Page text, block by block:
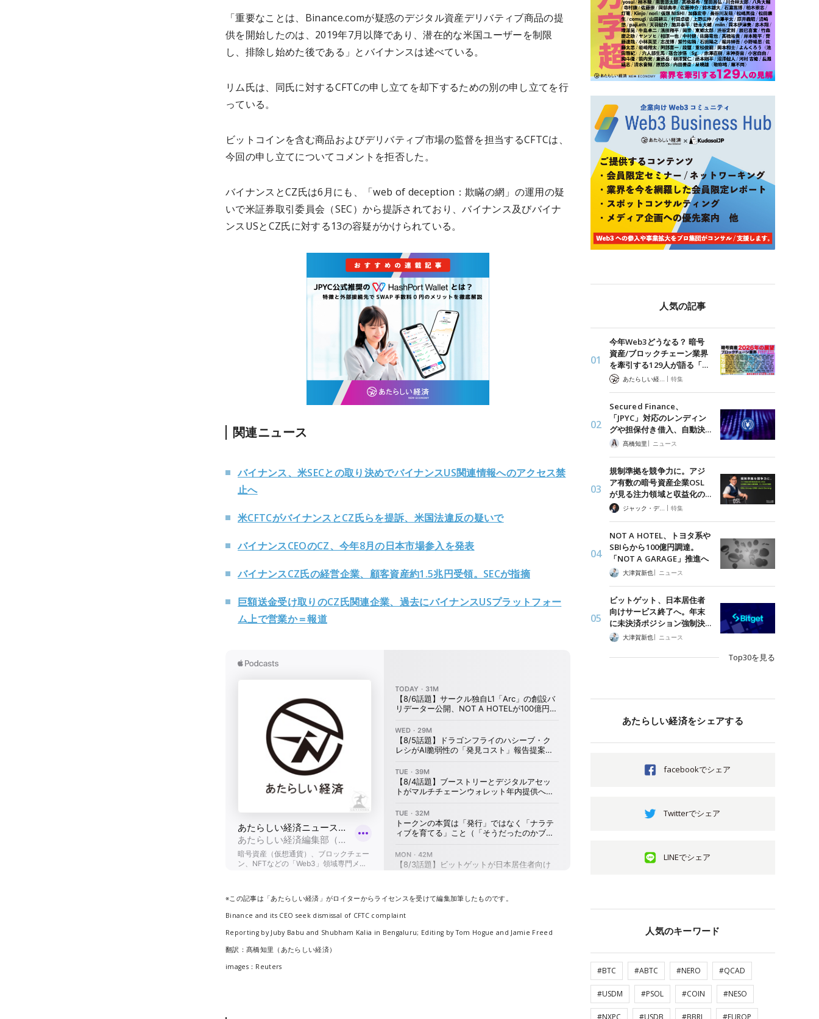
「重要なことは、Binance.comが疑惑のデジタル資産デリバティブ商品の提
供を開始したのは、2019年7月以降であり、潜在的な米国ユーザーを制限
し、排除し始めた後である」とバイナンスは述べている。
リム氏は、同氏に対するCFTCの申し立てを却下するための別の申し立てを行
っている。
ビットコインを含む商品およびデリバティブ市場の監督を担当するCFTCは、
今回の申し立てについてコメントを拒否した。
バイナンスとCZ氏は6月にも、「web of deception：欺瞞の網」の運用の疑
いで米証券取引委員会（SEC）から提訴されており、バイナンス及びバイナ
ンスUSとCZ氏に対する13の容疑がかけられている。
関連ニュース
バイナンス、米SECとの取り決めでバイナンスUS関連情報へのアクセス禁
止へ
米CFTCがバイナンスとCZ氏らを提訴、米国法違反の疑いで
バイナンスCEOのCZ、今年8月の日本市場参入を発表
バイナンスCZ氏の経営企業、顧客資産約1.5兆円受領。SECが指摘
巨額送金受け取りのCZ氏関連企業、過去にバイナンスUSプラットフォー
ム上で営業か＝報道
※この記事は「あたらしい経済」がロイターからライセンスを受けて編集加筆したものです。
Binance and its CEO seek dismissal of CFTC complaint
Reporting by Juby Babu and Shubham Kalia in Bengaluru; Editing by Tom Hogue and Jamie Freed
翻訳：髙橋知里（あたらしい経済）
images：Reuters
人気の記事
今年Web3どうなる？ 暗号
資産/ブロックチェーン業界
を牽引する129人が語る「…
| 特集
Secured Finance、
「JPYC」対応のレンディン
グや担保付き借入、自動決…
髙橋知里 | ニュース
規制準拠を競争力に。アジ
ア有数の暗号資産企業OSL
が見る注力領域と収益化の…
ジャック・デロン（Jack Derong） | 特集
NOT A HOTEL、トヨタ系や
SBIらから100億円調達。
「NOT A GARAGE」推進へ
大津賀新也| ニュース
ビットゲット、日本居住者
向けサービス終了へ。年末
に未決済ポジション強制決…
大津賀新也| ニュース
Top30を見る
あたらしい経済をシェアする
facebookでシェア
Twitterでシェア
LINEでシェア
人気のキーワード
#BTC #ABTC #NERO #QCAD
#USDM #PSOL #COIN #NESO
#NXPC #USDB #BBRL #EUROP